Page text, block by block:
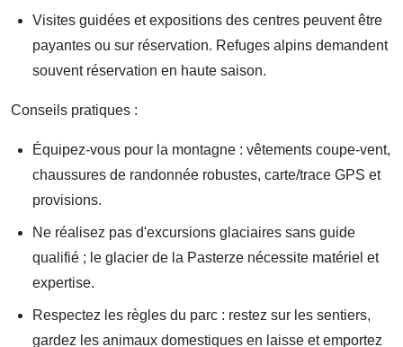
Visites guidées et expositions des centres peuvent être
payantes ou sur réservation. Refuges alpins demandent
souvent réservation en haute saison.
Conseils pratiques :
Équipez-vous pour la montagne : vêtements coupe-vent,
chaussures de randonnée robustes, carte/trace GPS et
provisions.
Ne réalisez pas d'excursions glaciaires sans guide
qualifié ; le glacier de la Pasterze nécessite matériel et
expertise.
Respectez les règles du parc : restez sur les sentiers,
gardez les animaux domestiques en laisse et emportez